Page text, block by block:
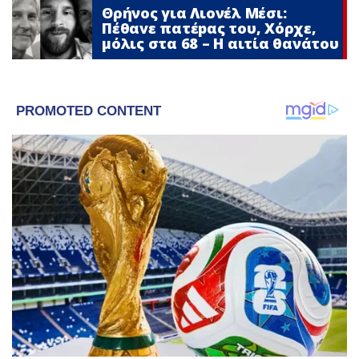
Θρήνος για Λιονέλ Μέσι:
Πέθαvε πατέpας του, Χόρχε,
μόλις στα 68 – Η αιτία θανάτου